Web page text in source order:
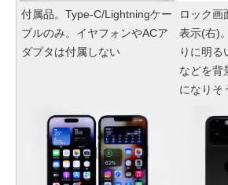
付属品。Type-C/Lightningケー
ブルのみ。イヤフォンやACア
ダプタは付属しない
ロック画
表示(右)
りに明る
などを背
になりそ